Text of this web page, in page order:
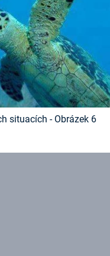
situacích - Obrázek 6